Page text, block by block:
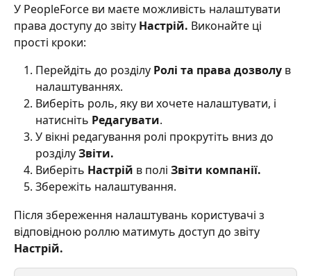
У PeopleForce ви маєте можливість налаштувати
права доступу до звіту Настрій. Виконайте ці
прості кроки:
Перейдіть до розділу Ролі та права дозволу в
налаштуваннях.
Виберіть роль, яку ви хочете налаштувати, і
натисніть Редагувати.
У вікні редагування ролі прокрутіть вниз до
розділу Звіти.
Виберіть Настрій в полі Звіти компанії.
Збережіть налаштування.
Після збереження налаштувань користувачі з
відповідною роллю матимуть доступ до звіту
Настрій.